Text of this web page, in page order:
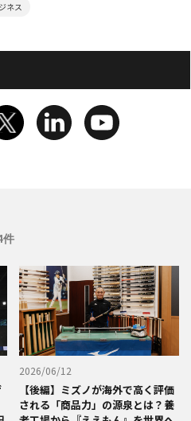
ネス
件
2026/06/12
【後編】ミズノが海外で高く評価
される「商品力」の源泉とは？養